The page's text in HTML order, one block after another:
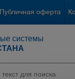
Публичная оферта
системы